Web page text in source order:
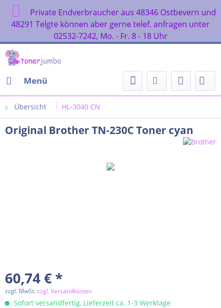
Private Endverbraucher aus 48346 Ostbevern und
48291 Telgte können aber gerne telef. anfragen unter
02532-7242, Mo. - Fr. 8 - 18 Uhr
Menü
Übersicht HL-3040 CN
Original Brother TN-230C Toner cyan
60,74 € *
zzgl. MwSt.zzgl. Versandkosten
Sofort versandfertig, Lieferzeit ca. 1-3 Werktage